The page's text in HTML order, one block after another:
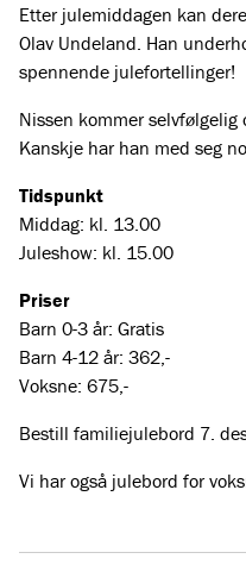
Etter julemiddagen kan
Olav Undeland. Han
spennende julefortellinger!
Nissen kommer
Kanskje har han med seg
Tidspunkt
Middag: kl. 13.00
Juleshow: kl. 15.00
Priser
Barn 0-3 år: Gratis
Barn 4-12 år: 362,-
Voksne: 675,-
Bestill familiejulebord 7.
Vi har også julebord for